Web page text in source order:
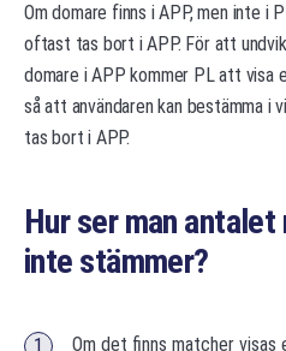
Om domare finns i APP, men inte i
oftast tas bort i APP. För att
domare i APP kommer PL att visa
så att användaren kan bestämma i
tas bort i APP.
Hur ser man
inte stämmer?
Om det finns matcher visas